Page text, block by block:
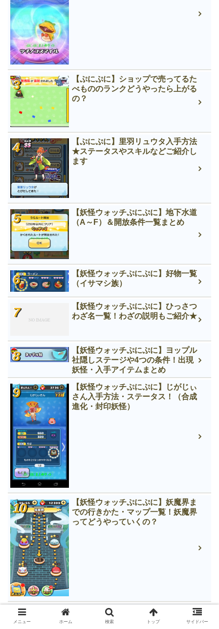
【ぷにぷに】ショップで売ってるた
べもののランクどうやったら上がる
の？
【ぷにぷに】里羽リュウタ入手方法
★ステータスやスキルなどご紹介し
ます
【妖怪ウォッチぷにぷに】地下水道
（A～F）＆開放条件一覧まとめ
【妖怪ウォッチぷにぷに】好物一覧
（イサマシ族）
【妖怪ウォッチぷにぷに】ひっさつ
わざ名一覧！わざの説明もご紹介★
【妖怪ウォッチぷにぷに】ヨップル
社隠しステージや4つの条件！出現
妖怪・入手アイテムまとめ
【妖怪ウォッチぷにぷに】じがじぃ
さん入手方法・ステータス！（合成
進化・封印妖怪）
【妖怪ウォッチぷにぷに】妖魔界ま
での行きかた・マップ一覧！妖魔界
ってどうやっていくの？
【妖怪ウォッチぷにぷに】ひっさつ
わざを１０回以上使う！ってどうす
メニュー ホーム 検索 トップ サイドバー